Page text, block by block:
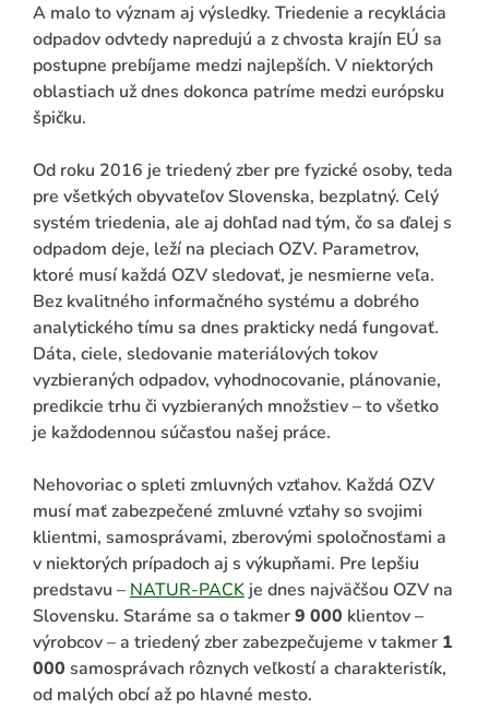
A malo to význam aj výsledky. Triedenie a recyklácia
odpadov odvtedy napredujú a z chvosta krajín EÚ sa
postupne prebíjame medzi najlepších. V niektorých
oblastiach už dnes dokonca patríme medzi európsku
špičku.
Od roku 2016 je triedený zber pre fyzické osoby, teda
pre všetkých obyvateľov Slovenska, bezplatný. Celý
systém triedenia, ale aj dohľad nad tým, čo sa ďalej s
odpadom deje, leží na pleciach OZV. Parametrov,
ktoré musí každá OZV sledovať, je nesmierne veľa.
Bez kvalitného informačného systému a dobrého
analytického tímu sa dnes prakticky nedá fungovať.
Dáta, ciele, sledovanie materiálových tokov
vyzbieraných odpadov, vyhodnocovanie, plánovanie,
predikcie trhu či vyzbieraných množstiev – to všetko
je každodennou súčasťou našej práce.
Nehovoriac o spleti zmluvných vzťahov. Každá OZV
musí mať zabezpečené zmluvné vzťahy so svojimi
klientmi, samosprávami, zberovými spoločnosťami a
v niektorých prípadoch aj s výkupňami. Pre lepšiu
predstavu – NATUR-PACK je dnes najväčšou OZV na
Slovensku. Staráme sa o takmer9 000 klientov –
výrobcov – a triedený zber zabezpečujeme v takmer 1
000 samosprávach rôznych veľkostí a charakteristík,
od malých obcí až po hlavné mesto.